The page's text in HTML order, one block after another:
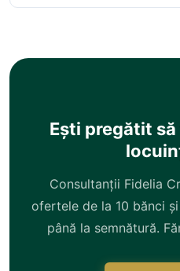
Ești pregătit
Consultanții Fidelia
ofertele de la 10 bănci
până la semnătură.